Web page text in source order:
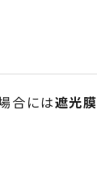
合には遮光